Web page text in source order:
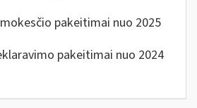
pakeitimai nuo 2025
pakeitimai nuo 2024